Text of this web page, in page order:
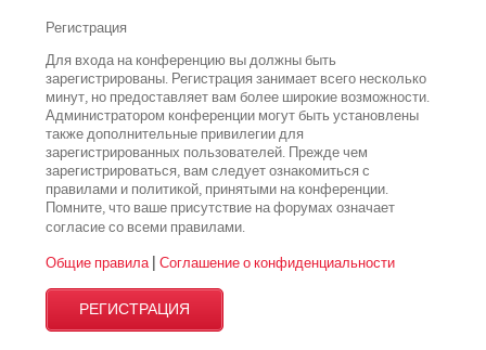
Регистрация
Для входа на конференцию вы должны быть
зарегистрированы. Регистрация занимает всего несколько
минут, но предоставляет вам более широкие возможности.
Администратором конференции могут быть установлены
также дополнительные привилегии для
зарегистрированных пользователей. Прежде чем
зарегистрироваться, вам следует ознакомиться с
правилами и политикой, принятыми на конференции.
Помните, что ваше присутствие на форумах означает
согласие со всемиправилами.
Общие правила| Соглашение о конфиденциальности
РЕГИСТРАЦИЯ